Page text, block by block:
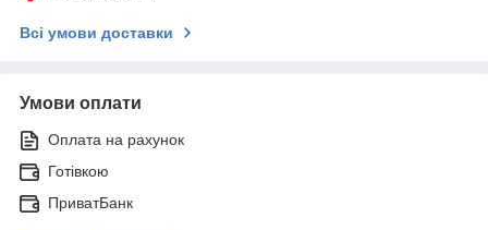
Всі умови доставки
Умови оплати
Оплата на рахунок
Готівкою
ПриватБанк